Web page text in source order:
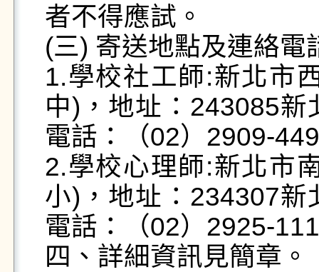
者不得應試。
(三) 寄送地點及連絡電
1.學校社工師:新北市
中)，地址：243085
電話：（02）2909-
2.學校心理師:新北市
小)，地址：234307
電話：（02）2925-
四、詳細資訊見簡章。